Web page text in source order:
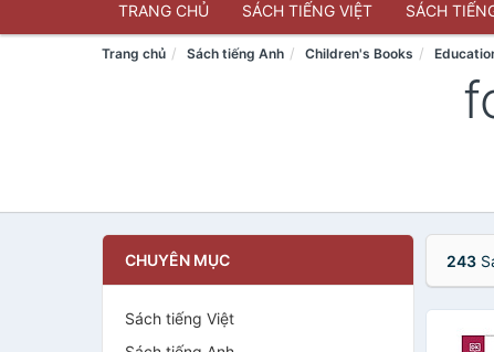
TRANG CHỦ SÁCH TIẾNG VIỆT SÁCH
Trang chủ Sách tiếng Anh Children's Books
CHUYÊN MỤC
Sách tiếng Việt
243